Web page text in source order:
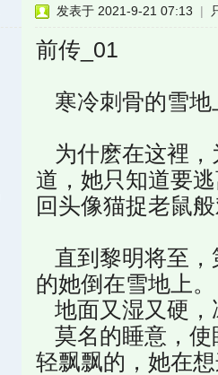
发表于 2021-9-21 07:13 |
前传_01
寒冷刺骨的雪地
为什麽在这裡，
道，她只知道要
回头像猫捉老鼠
直到黎明将至，
的她倒在雪地上。
地面又湿又硬，
莫名的睡意，使
轻飘飘的，她在